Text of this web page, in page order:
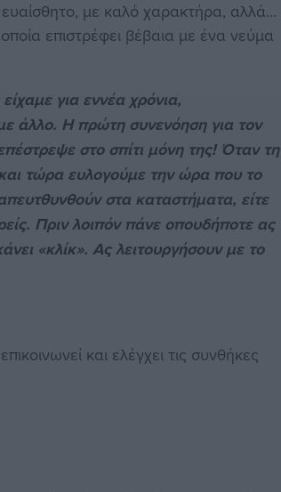
ευαίσθητο, με καλό χαρακτήρα, αλλά…
επιστρέφει βέβαια με ένα νεύμα
για εννέα χρόνια,
άλλο. Η πρώτη συνενόηση για τον
στο σπίτι μόνη της! Όταν τη
τώρα ευλογούμε την ώρα που το
στα καταστήματα, είτε
Πριν λοιπόν πάνε οπουδήποτε ας
«κλίκ». Ας λειτουργήσουν με το
και ελέγχει τις συνθήκες